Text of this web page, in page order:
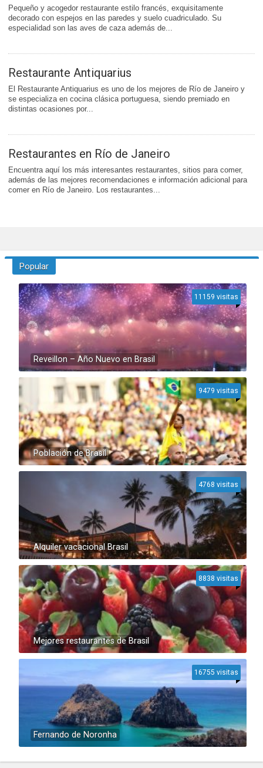
Pequeño y acogedor restaurante estilo francés, exquisitamente
decorado con espejos en las paredes y suelo cuadriculado. Su
especialidad son las aves de caza además de...
Restaurante Antiquarius
El Restaurante Antiquarius es uno de los mejores de Río de Janeiro y
se especializa en cocina clásica portuguesa, siendo premiado en
distintas ocasiones por...
Restaurantes en Río de Janeiro
Encuentra aquí los más interesantes restaurantes, sitios para comer,
además de las mejores recomendaciones e información adicional para
comer en Río de Janeiro. Los restaurantes...
Popular
Reveillon – Año Nuevo en Brasil
11159 visitas
Población de Brasil
9479 visitas
Alquiler vacacional Brasil
4768 visitas
Mejores restaurantes de Brasil
8838 visitas
Fernando de Noronha
16755 visitas